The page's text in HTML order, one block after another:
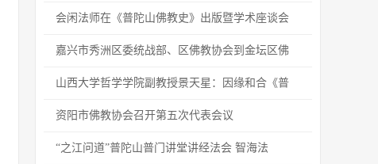
会闲法师在《普陀山佛教史》出版暨学术座谈会
嘉兴市秀洲区委统战部、区佛教协会到金坛区佛
山西大学哲学学院副教授景天星：因缘和合《普
资阳市佛教协会召开第五次代表会议
“之江问道”普陀山普门讲堂讲经法会 智海法